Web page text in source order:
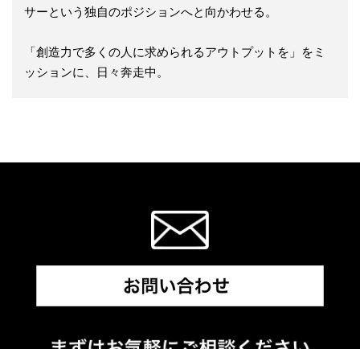
サーという独自のポジションへと向かわせる。
「創造力で多くの人に求められるアウトプットを」をミ
ッションに、日々奔走中。